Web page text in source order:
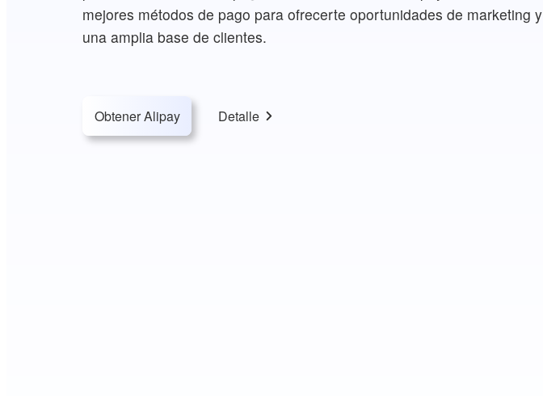
mejores métodos de pago para ofrecerte oportunidades de marketing y
una amplia base de clientes.
Obtener Alipay Detalle